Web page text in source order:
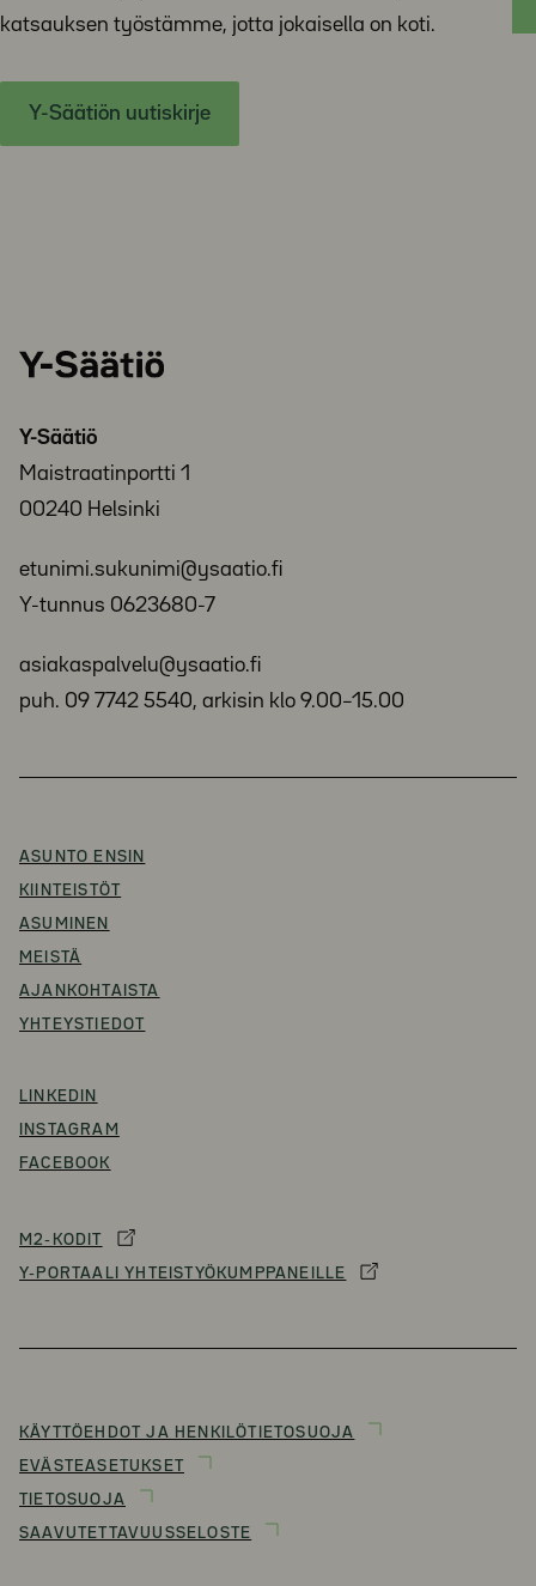
katsauksen työstämme, jotta jokaisella on koti.
Y-Säätiön uutiskirje
Y-
Y-Säätiö
Maistraatinportti 1
00240 Helsinki
etunimi.sukunimi@ysaatio.fi
Y-tunnus 0623680-7
asiakaspalvelu@ysaatio.fi
puh. 09 7742 5540, arkisin klo 9.00–15.00
ASUNTO ENSIN
KIINTEISTÖT
ASUMINEN
MEISTÄ
AJANKOHTAISTA
YHTEYSTIEDOT
LINKEDIN
INSTAGRAM
FACEBOOK
M2-KODIT
Y-PORTAALI YHTEISTYÖKUMPPANEILLE
KÄYTTÖEHDOT JA HENKILÖTIETOSUOJA
EVÄSTEASETUKSET
TIETOSUOJA
SAAVUTETTAVUUSSELOSTE